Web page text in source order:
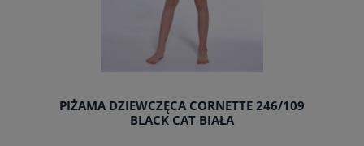
PIŻAMA DZIEWCZĘCA CORNETTE 246/109
BLACK CAT BIAŁA